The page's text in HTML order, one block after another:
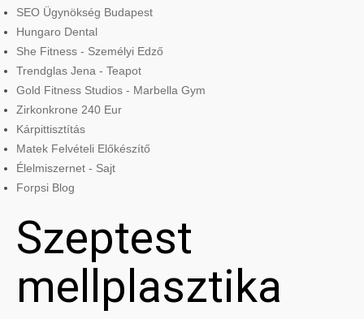
SEO Ügynökség Budapest
Hungaro Dental
She Fitness - Személyi Edző
Trendglas Jena - Teapot
Gold Fitness Studios - Marbella Gym
Zirkonkrone 240 Eur
Kárpittisztítás
Matek Felvételi Előkészítő
Élelmiszernet - Sajt
Forpsi Blog
Szeptest
mellplasztika